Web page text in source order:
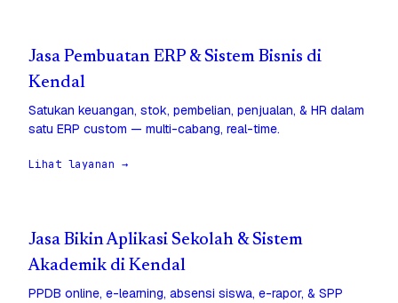
Jasa Pembuatan ERP & Sistem Bisnis di
Kendal
Satukan keuangan, stok, pembelian, penjualan, & HR dalam
satu ERP custom — multi-cabang, real-time.
Lihat layanan →
Jasa Bikin Aplikasi Sekolah & Sistem
Akademik di Kendal
PPDB online, e-learning, absensi siswa, e-rapor, & SPP